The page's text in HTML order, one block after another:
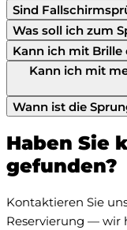
Sind
Was soll ich zum
Kann ich mit
Kann ich mit
Wann ist die
Haben Sie
gefunden?
Kontaktieren Sie
Reservierung — wir